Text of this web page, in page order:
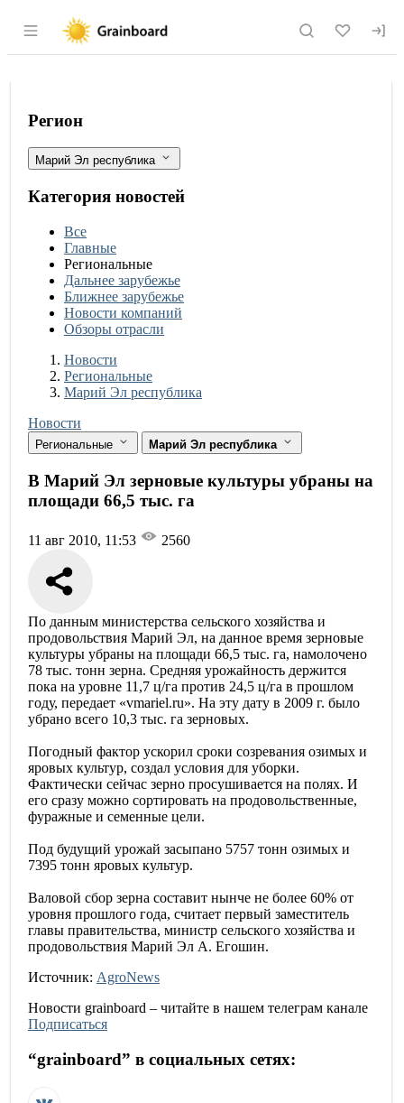
Раздел навигации по сайту
В Марий Эл зерновые культуры
Фильтры
Регион
Марий Эл республика
Категория новостей
Все
Главные
Региональные
Дальнее зарубежье
Ближнее зарубежье
Новости компаний
Обзоры отрасли
Новости
Разделы
Новости
Региональные
Марий Эл республика
Новости
Региональные Марий Эл республика
В Марий Эл зерновые культуры убраны на
площади 66,5 тыс. га
11 авг 2010, 11:53 2560
По данным министерства сельского хозяйства и
продовольствия Марий Эл, на данное время зерновые
культуры убраны на площади 66,5 тыс. га, намолочено
78 тыс. тонн зерна. Средняя урожайность держится
пока на уровне 11,7 ц/га против 24,5 ц/га в прошлом
году, передает «vmariel.ru». На эту дату в 2009 г. было
убрано всего 10,3 тыс. га зерновых.
Погодный фактор ускорил сроки созревания озимых и
яровых культур, создал условия для уборки.
Фактически сейчас зерно просушивается на полях. И
его сразу можно сортировать на продовольственные,
фуражные и семенные цели.
Под будущий урожай засыпано 5757 тонн озимых и
7395 тонн яровых культур.
Валовой сбор зерна составит нынче не более 60% от
уровня прошлого года, считает первый заместитель
главы правительства, министр сельского хозяйства и
продовольствия Марий Эл А. Егошин.
Источник: AgroNews
Новости grainboard – читайте в нашем телеграм канале
Подписаться
“grainboard” в социальных сетях: